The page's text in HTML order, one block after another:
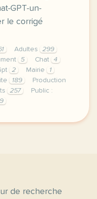
GPT-un-
le corrigé
Adultes
299
5 Chat
4
2 Mairie
1
189
Production
257
Public :
public adolescents
de recherche